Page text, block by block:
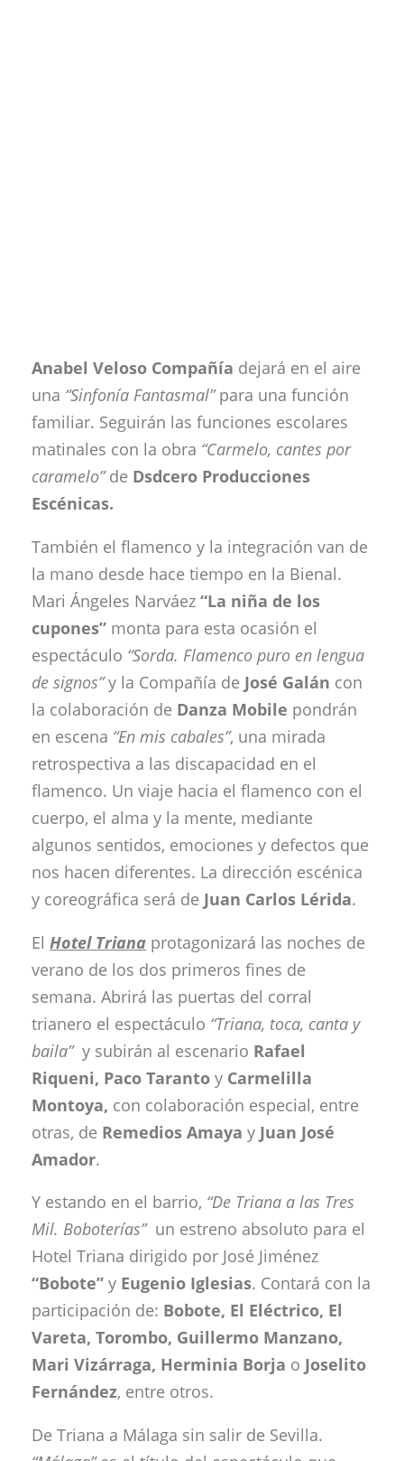
Anabel Veloso Compañía dejará en el aire
una “Sinfonía Fantasmal”para una función
familiar. Seguirán las funciones escolares
matinales con la obra “Carmelo, cantes por
caramelo”de Dsdcero Producciones
Escénicas.
También el flamenco y la integración van de
la mano desde hace tiempo en la Bienal.
Mari Ángeles Narváez “La niña de los
cupones” monta para esta ocasión el
espectáculo “Sorda. Flamenco puro en lengua
de signos”y la Compañía de José Galán con
la colaboración de Danza Mobile pondrán
en escena “En mis cabales”, una mirada
retrospectiva a las discapacidad en el
flamenco. Un viaje hacia el flamenco con el
cuerpo, el alma y la mente, mediante
algunos sentidos, emociones y defectos que
nos hacen diferentes. La dirección escénica
y coreográfica será de Juan Carlos Lérida.
El Hotel Triana protagonizará las noches de
verano de los dos primeros fines de
semana. Abrirá las puertas del corral
trianero el espectáculo “Triana, toca, canta y
baila” y subirán al escenario Rafael
Riqueni, Paco Taranto y Carmelilla
Montoya, con colaboración especial, entre
otras, de Remedios Amaya y Juan José
Amador.
Y estando en el barrio, “De Triana a las Tres
Mil. Boboterías”un estreno absoluto para el
Hotel Triana dirigido por José Jiménez
“Bobote” y Eugenio Iglesias. Contará con la
participación de: Bobote, El Eléctrico, El
Vareta, Torombo, Guillermo Manzano,
Mari Vizárraga, Herminia Borja o Joselito
Fernández, entre otros.
De Triana a Málaga sin salir de Sevilla.